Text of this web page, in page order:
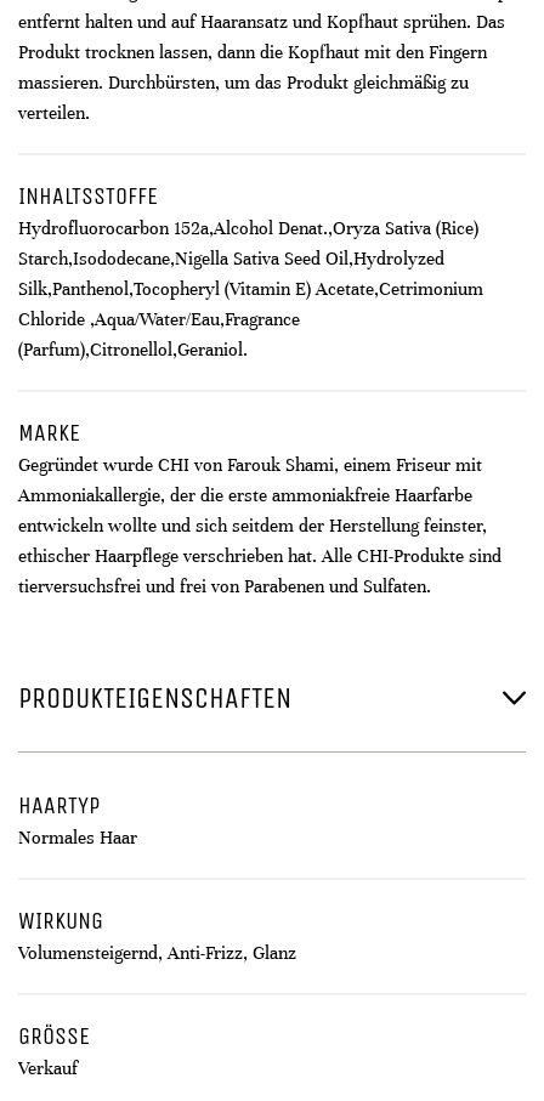
entfernt halten und auf Haaransatz und Kopfhaut sprühen. Das
Produkt trocknen lassen, dann die Kopfhaut mit den Fingern
massieren. Durchbürsten, um das Produkt gleichmäßig zu
verteilen.
INHALTSSTOFFE
Hydrofluorocarbon 152a,Alcohol Denat.,Oryza Sativa (Rice)
Starch,Isododecane,Nigella Sativa Seed Oil,Hydrolyzed
Silk,Panthenol,Tocopheryl (Vitamin E) Acetate,Cetrimonium
Chloride ,Aqua/Water/Eau,Fragrance
(Parfum),Citronellol,Geraniol.
MARKE
Gegründet wurde CHI von Farouk Shami, einem Friseur mit
Ammoniakallergie, der die erste ammoniakfreie Haarfarbe
entwickeln wollte und sich seitdem der Herstellung feinster,
ethischer Haarpflege verschrieben hat. Alle CHI-Produkte sind
tierversuchsfrei und frei von Parabenen und Sulfaten.
PRODUKTEIGENSCHAFTEN
HAARTYP
Normales Haar
WIRKUNG
Volumensteigernd, Anti-Frizz, Glanz
GRÖSSE
Verkauf